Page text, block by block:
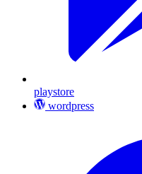
playstore
wordpress